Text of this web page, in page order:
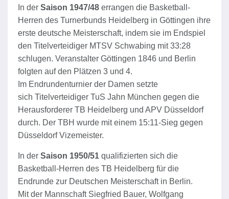
In der Saison 1947/48 errangen die Basketball-
Herren des Turnerbunds Heidelberg in Göttingen ihre
erste deutsche Meisterschaft, indem sie im Endspiel
den Titelverteidiger MTSV Schwabing mit 33:28
schlugen. Veranstalter Göttingen 1846 und Berlin
folgten auf den Plätzen 3 und 4.
Im Endrundenturnier der Damen setzte
sich Titelverteidiger TuS Jahn München gegen die
Herausforderer TB Heidelberg und APV Düsseldorf
durch. Der TBH wurde mit einem 15:11-Sieg gegen
Düsseldorf Vizemeister.
In der Saison 1950/51 qualifizierten sich die
Basketball-Herren des TB Heidelberg für die
Endrunde zur Deutschen Meisterschaft in Berlin.
Mit der Mannschaft Siegfried Bauer, Wolfgang